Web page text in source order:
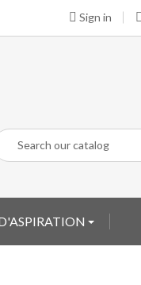
Sign in